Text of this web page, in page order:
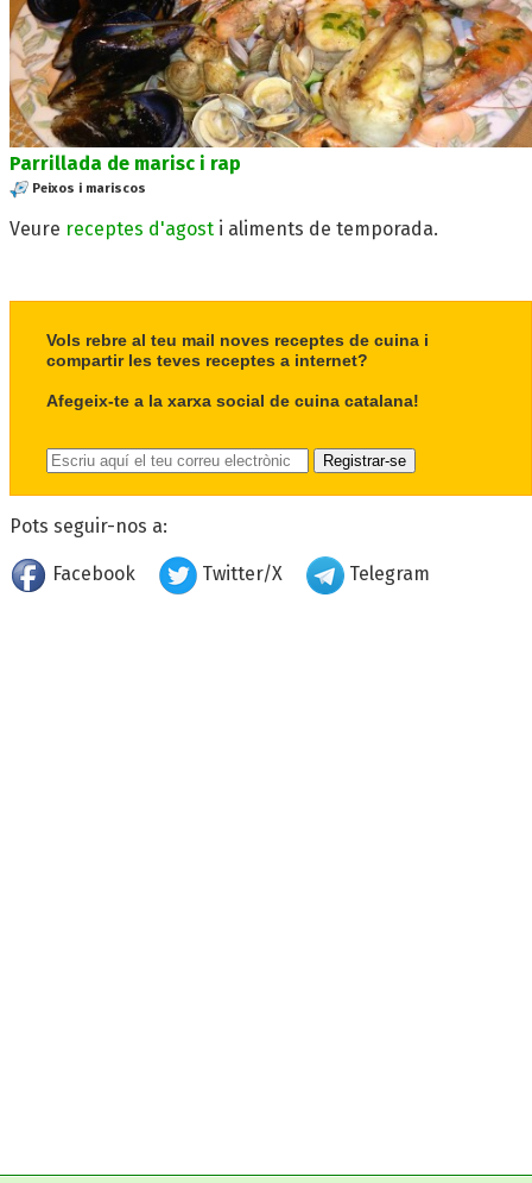
Parrillada de marisc i rap
Peixos i mariscos
Veure receptes d'agost i aliments de temporada.
Vols rebre al teu mail noves receptes de cuina i
compartir les teves receptes a internet?
Afegeix-te a la xarxa social de cuina catalana!
Pots seguir-nos a:
Facebook Twitter/X Telegram